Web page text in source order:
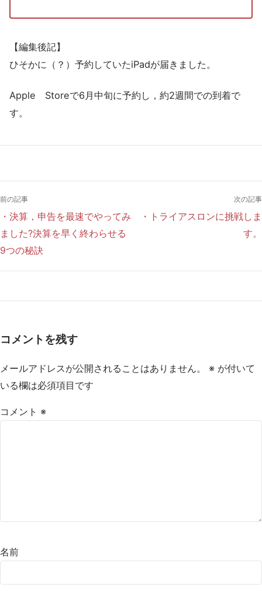
【編集後記】
ひそかに（？）予約していたiPadが届きました。
Apple Storeで6月中旬に予約し，約2週間での到着で
す。
前の記事
・決算，申告を最速でやってみ
ました?決算を早く終わらせる
9つの秘訣
次の記事
・トライアスロンに挑戦しま
す。
コメントを残す
メールアドレスが公開されることはありません。 ※ が付いて
いる欄は必須項目です
コメント ※
名前